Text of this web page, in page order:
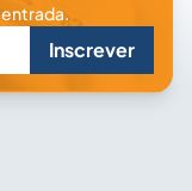
Inscrever